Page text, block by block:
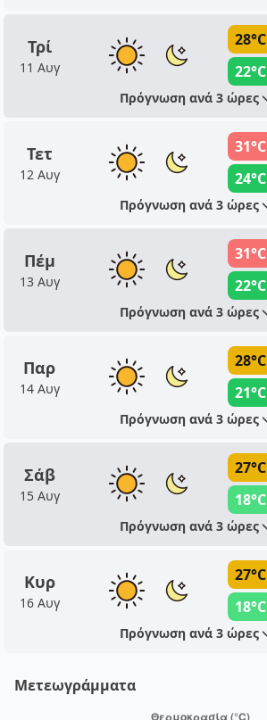
Τρί
11 Αυγ
28°C
22°C
Πρόγνωση ανά 3 ώρες
Τετ
12 Αυγ
31°C
24°C
Πρόγνωση ανά 3 ώρες
Πέμ
13 Αυγ
31°C
22°C
Πρόγνωση ανά 3 ώρες
Παρ
14 Αυγ
28°C
21°C
Πρόγνωση ανά 3 ώρες
Σάβ
15 Αυγ
27°C
18°C
Πρόγνωση ανά 3 ώρες
Κυρ
16 Αυγ
27°C
18°C
Πρόγνωση ανά 3 ώρες
Μετεωγράμματα